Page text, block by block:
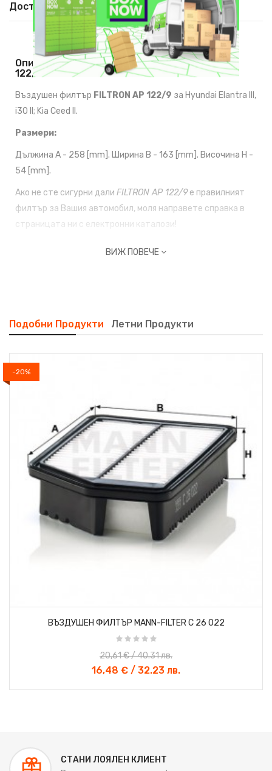
Доставка
Описание На Въздушен Филтър FILTRON AP
122/9
Въздушен филтър FILTRON AP 122/9 за Hyundai Elantra III,
i30 II; Kia Ceed II.
Размери:
Дължина A - 258 [mm]. Ширина B - 163 [mm]. Височина H -
54 [mm].
Ако не сте сигурни дали FILTRON AP 122/9е правилният
филтър за Вашия автомобил, моля направете справка в
страницата ни с електронни каталози!
ВИЖ ПОВЕЧЕ
Подобни Продукти Летни Продукти
-20%
ВЪЗДУШЕН ФИЛТЪР MANN-FILTER C 26 022
16,48 € / 32.23 лв.
20,61 € / 40.31 лв.
-20%
СТАНИ ЛОЯЛЕН КЛИЕНТ